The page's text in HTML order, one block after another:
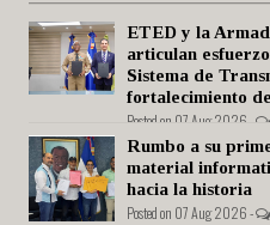
ETED y la
articulan
Sistema de
fortalecimiento
Posted on 07 Aug 2026 -
Rumbo a su
material
hacia la historia
Posted on 07 Aug 2026 -